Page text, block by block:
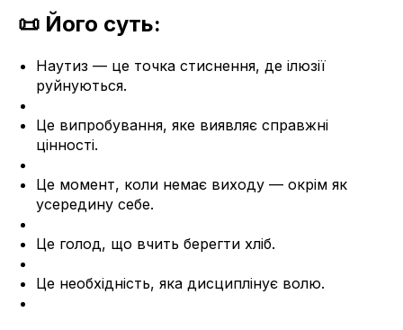
📜 Його суть:
Наутиз — це точка стиснення, де ілюзії
руйнуються.
Це випробування, яке виявляє справжні
цінності.
Це момент, коли немає виходу — окрім як
усередину себе.
Це голод, що вчить берегти хліб.
Це необхідність, яка дисциплінує волю.